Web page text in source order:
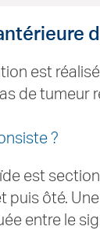
est
de tumeur
?
est
puis ôté.
entre le